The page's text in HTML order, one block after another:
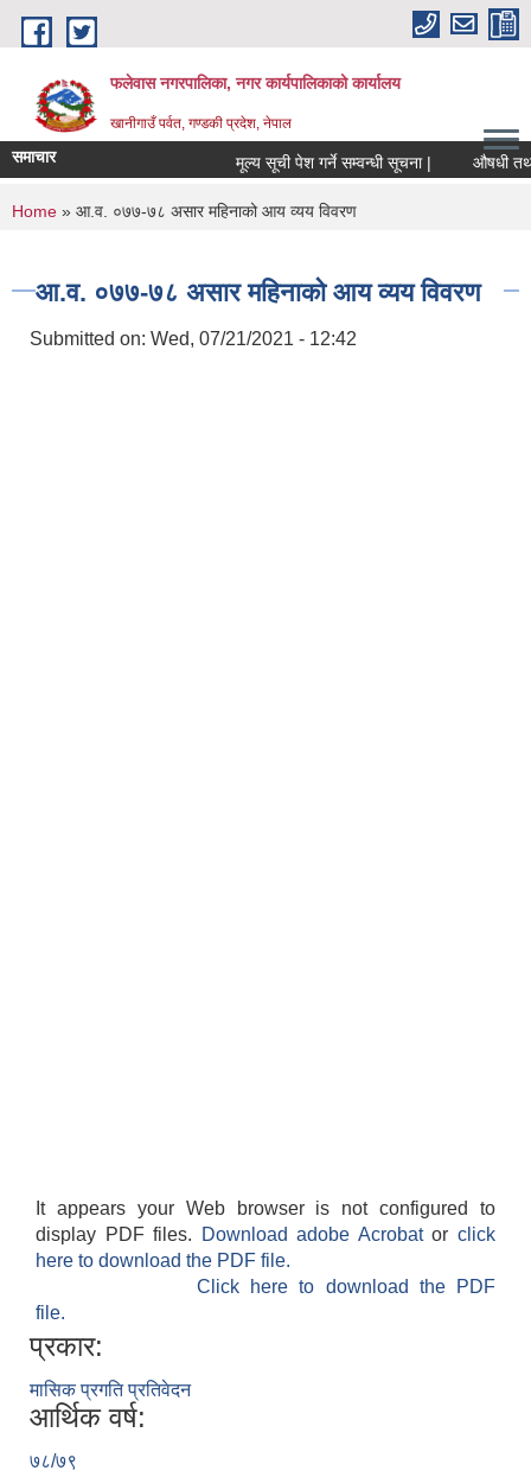
Skip to main content
फलेवास नगरपालिका, नगर कार्यपालिकाको कार्यालय
खानीगाउँ पर्वत, गण्डकी प्रदेश, नेपाल
समाचार मूल्य सूची पेश गर्ने सम्वन्धी सूचना | औषधी तथा
You are here
Home » आ.व. ०७७-७८ असार महिनाको आय व्यय विवरण
आ.व. ०७७-७८ असार महिनाको आय व्यय विवरण
Submitted on: Wed, 07/21/2021 - 12:42
It appears your Web browser is not configured to
display PDF files.
Download adobe Acrobatorclick
here to download the PDF file.
Click here to download the PDF
file.
प्रकार:
मासिक प्रगति प्रतिवेदन
आर्थिक वर्ष:
७८/७९